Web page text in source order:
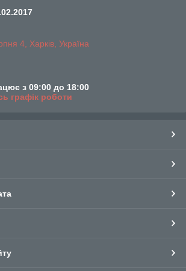
4, Харків, Україна
з 09:00 до 18:00
графік роботи